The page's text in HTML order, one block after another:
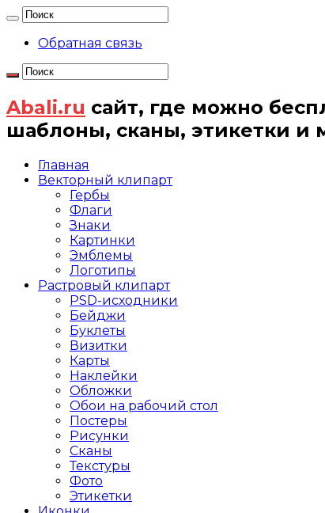
Обратная связь
Abali.ru сайт, где можно
шаблоны, сканы, этикетки и
Главная
Векторный клипарт
Гербы
Флаги
Знаки
Картинки
Эмблемы
Логотипы
Растровый клипарт
PSD-исходники
Бейджи
Буклеты
Визитки
Карты
Наклейки
Обложки
Обои на рабочий стол
Постеры
Рисунки
Сканы
Текстуры
Фото
Этикетки